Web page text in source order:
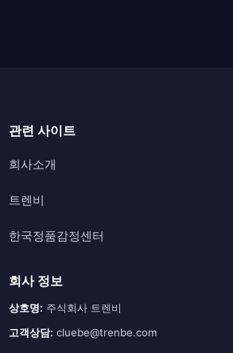
관련 사이트
회사소개
트렌비
한국정품감정센터
회사 정보
상호명: 주식회사 트렌비
고객상담: cluebe@trenbe.com